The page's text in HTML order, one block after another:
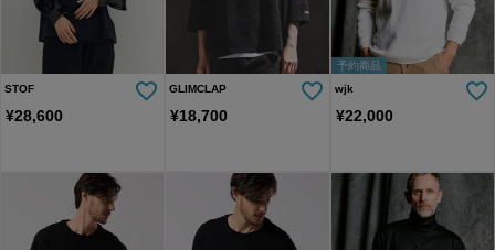
STOF
¥28,600
GLIMCLAP
¥18,700
予約商品
wjk
¥22,000